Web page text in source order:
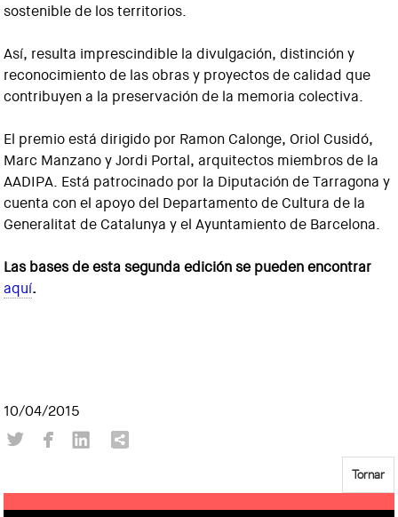
sostenible de los territorios.
Así, resulta imprescindible la divulgación, distinción y
reconocimiento de las obras y proyectos de calidad que
contribuyen a la preservación de la memoria colectiva.
El premio está dirigido por Ramon Calonge, Oriol Cusidó,
Marc Manzano y Jordi Portal, arquitectos miembros de la
AADIPA. Está patrocinado por la Diputación de Tarragona y
cuenta con el apoyo del Departamento de Cultura de la
Generalitat de Catalunya y el Ayuntamiento de Barcelona.
Las bases de esta segunda edición se pueden encontrar
aquí.
10/04/2015
Tornar